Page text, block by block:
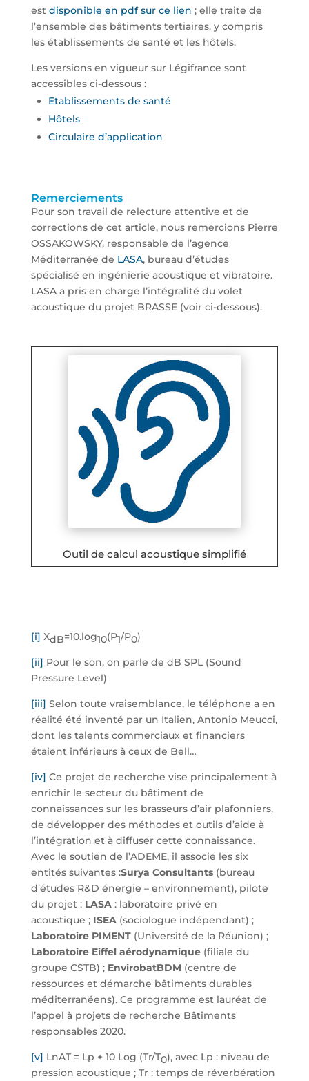
est disponible en pdf sur ce lien ; elle traite de
l’ensemble des bâtiments tertiaires, y compris
les établissements de santé et les hôtels.
Les versions en vigueur sur Légifrance sont
accessibles ci-dessous :
Etablissements de santé
Hôtels
Circulaire d’application
Remerciements
Pour son travail de relecture attentive et de
corrections de cet article, nous remercions Pierre
OSSAKOWSKY, responsable de l’agence
Méditerranée de LASA, bureau d’études
spécialisé en ingénierie acoustique et vibratoire.
LASA a pris en charge l’intégralité du volet
acoustique du projet BRASSE (voir ci-dessous).
Outil de calcul acoustique simplifié
[i] XdB=10.log10(P1/P0)
[ii] Pour le son, on parle de dB SPL (Sound
Pressure Level)
[iii] Selon toute vraisemblance, le téléphone a en
réalité été inventé par un Italien, Antonio Meucci,
dont les talents commerciaux et financiers
étaient inférieurs à ceux de Bell…
[iv] Ce projet de recherche vise principalement à
enrichir le secteur du bâtiment de
connaissances sur les brasseurs d’air plafonniers,
de développer des méthodes et outils d’aide à
l’intégration et à diffuser cette connaissance.
Avec le soutien de l’ADEME, il associe les six
entités suivantes :Surya Consultants(bureau
d’études R&D énergie – environnement), pilote
du projet ; LASA: laboratoire privé en
acoustique ; ISEA(sociologue indépendant) ;
Laboratoire PIMENT(Université de la Réunion) ;
Laboratoire Eiffel aérodynamique(filiale du
groupe CSTB) ; EnvirobatBDM(centre de
ressources et démarche bâtiments durables
méditerranéens). Ce programme est lauréat de
l’appel à projets de recherche Bâtiments
responsables 2020.
[v] LnAT = Lp + 10 Log (Tr/T0), avec Lp : niveau de
pression acoustique ; Tr : temps de réverbération